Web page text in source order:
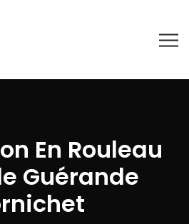
En Rouleau
Guérande